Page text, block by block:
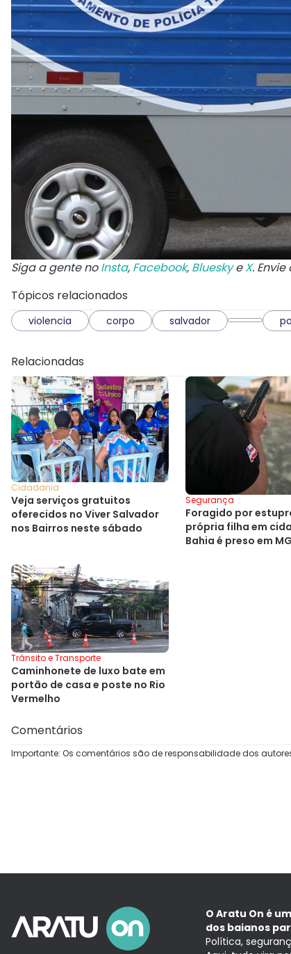
Siga a gente noInsta, Facebook, BlueskyeX.
Tópicos relacionados
violencia corpo salvador
Relacionadas
Cidadania
Veja serviços gratuitos
oferecidos no Viver Salvador
nos Bairros neste sábado
Segurança
Foragido por
própria filha em
Bahia é preso em MG
Trânsito e Transporte
Caminhonete de luxo bate em
portão de casa e poste no Rio
Vermelho
Comentários
Importante: Os comentários são de responsabilidade dos
O Aratu On é
dos baianos
Política,